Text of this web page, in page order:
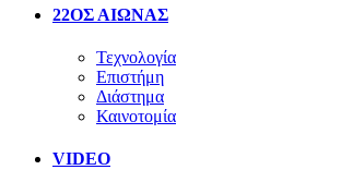
22ΟΣ ΑΙΩΝΑΣ
Τεχνολογία
Επιστήμη
Διάστημα
Καινοτομία
VIDEO